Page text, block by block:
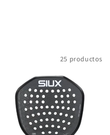
25 productos